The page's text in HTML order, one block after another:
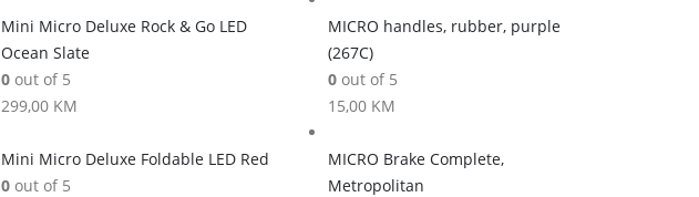
Mini Micro Deluxe Rock & Go LED
Ocean Slate
0 out of 5
299,00 KM
Mini Micro Deluxe Foldable LED Red
0 out of 5
MICRO handles, rubber, purple
(267C)
0 out of 5
15,00 KM
MICRO Brake Complete,
Metropolitan